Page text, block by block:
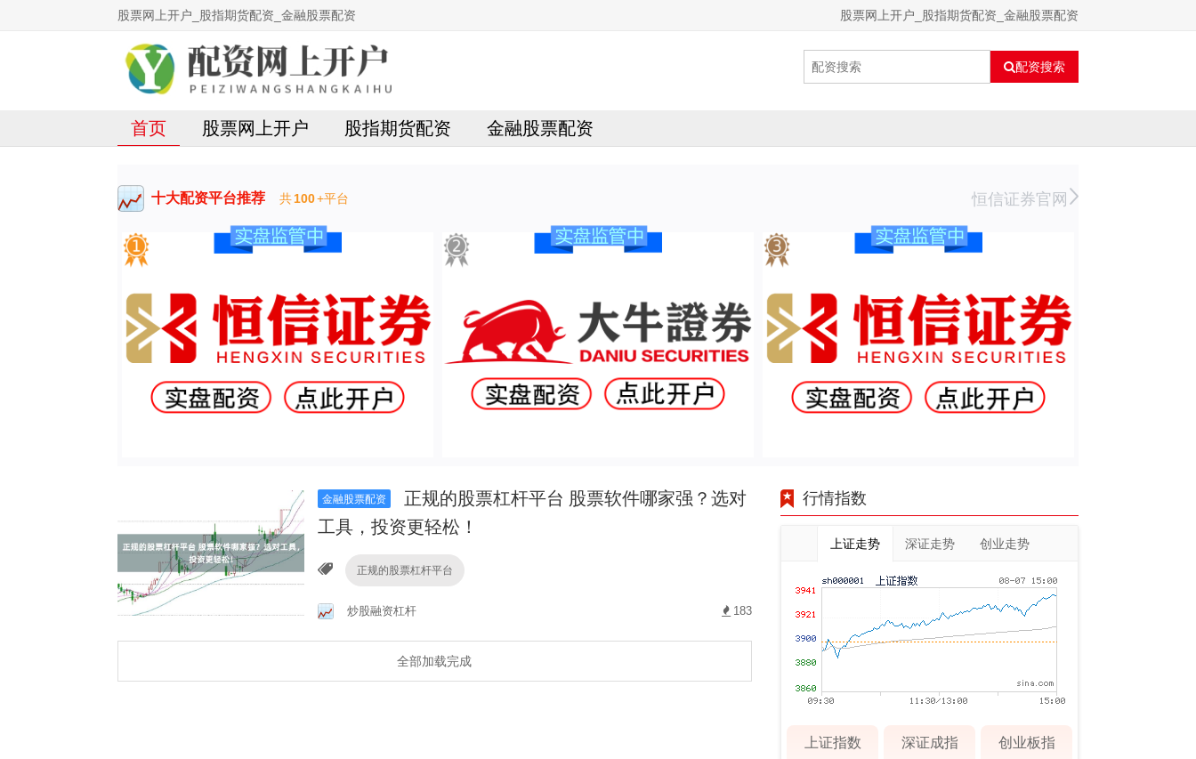
股票网上开户_股指期货配资_金融股票配资 股票网上开户_股指期货配资_金融股票配资
配资搜索
首页 股票网上开户 股指期货配资 金融股票配资
十大配资平台推荐 共100+平台 恒信证券官网
金融股票配资
正规的股票杠杆平台 股票软件哪家强？选对
工具，投资更轻松！
正规的股票杠杆平台
炒股融资杠杆 183
全部加载完成
行情指数
上证走势 深证走势 创业走势
上证指数 深证成指 创业板指